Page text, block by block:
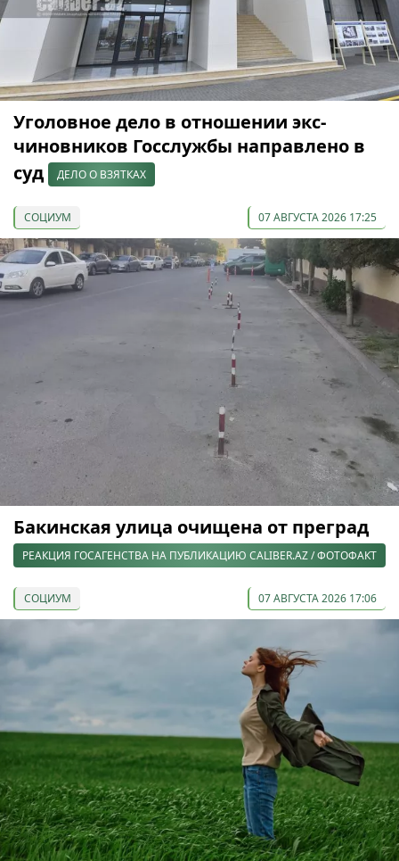
Уголовное дело в отношении экс-
чиновников Госслужбы направлено в
суд
ДЕЛО О ВЗЯТКАХ
СОЦИУМ 07 АВГУСТА 2026 17:25
Бакинская улица очищена от преград
РЕАКЦИЯ ГОСАГЕНСТВА НА ПУБЛИКАЦИЮ CALIBER.AZ / ФОТОФАКТ
СОЦИУМ 07 АВГУСТА 2026 17:06